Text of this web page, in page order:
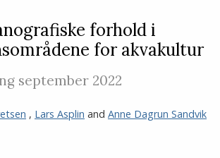
forhold i
for akvakultur
september 2022
, Lars Asplin and Anne Dagrun Sandvik